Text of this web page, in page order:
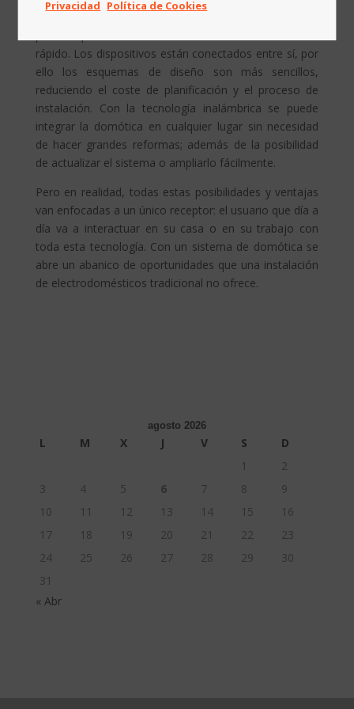
rápido. Los dispositivos están conectados entre sí, por
ello
los esquemas de diseño son más sencillos,
reduciendo el coste de planificación y el proceso de
instalación. Con la tecnología inalámbrica se puede
integrar la domótica en cualquier lugar sin necesidad
de hacer grandes reformas; además de la posibilidad
de actualizar el sistema o ampliarlo fácilmente.
Pero en realidad, todas estas posibilidades y ventajas
van enfocadas a un único receptor: el usuario que día a
día va a interactuar en su casa o en su trabajo con
toda esta tecnología. Con un sistema de domótica se
abre un abanico de oportunidades que una instalación
de electrodomésticos tradicional no ofrece.
agosto 2026
L M X J V S
D
1
2
3
4 5 6 7 8
9
10
11 12 13 14 15
16
17
18 19 20 21 22
23
24
25 26 27 28 29
30
31
« Abr
Privacidad Política de Cookies